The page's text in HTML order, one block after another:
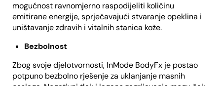
mogućnost ravnomjerno raspodijeliti količinu
emitirane energije, sprječavajući stvaranje opeklina i
uništavanje zdravih i vitalnih stanica kože.
Bezbolnost
Zbog svoje djelotvornosti, InMode BodyFx je postao
potpuno bezbolno rješenje za uklanjanje masnih